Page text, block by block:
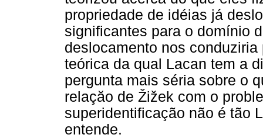
propriedade de idéias já
significantes para o domínio
deslocamento nos
teórica da qual Lacan tem a
pergunta mais séria sobre o
relaçăo de Žižek com o
superidentificação não é tão
entende.